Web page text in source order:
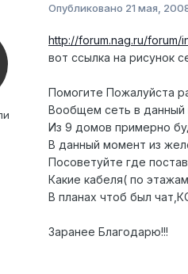
Опубликовано 21 мая,
http://forum.nag.ru/forum/
вот ссылка на рисунок
Помогите Пожалуйста
Вообщем сеть в данный
Из 9 домов примерно
В данный момент из
Посоветуйте где
Какие кабеля( по
В планах чтоб был
Заранее Благодарю!!!